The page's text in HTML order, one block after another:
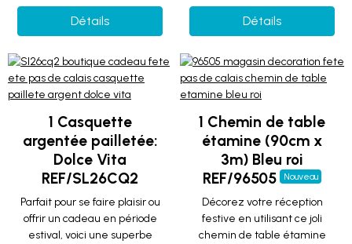
Détails Détails
1 Casquette
argentée pailletée:
Dolce Vita
REF/SL26CQ2
Parfait pour se faire plaisir ou
offrir un cadeau en période
estival, voici une superbe
1 Chemin de table
étamine (90cm x
3m) Bleu roi
REF/96505
Nouveau
Décorez votre réception
festive en utilisant ce joli
chemin de table étamine